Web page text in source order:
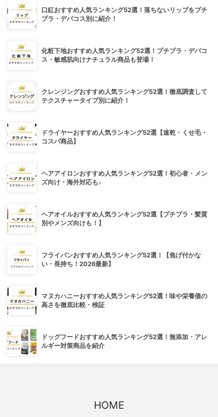
口紅おすすめ人気ランキング52選！落ちないリップをプチ
プラ・デパコス別に紹介！
化粧下地おすすめ人気ランキング52選！プチプラ・デパコ
ス・敏感肌向けナチュラル商品も登場！
クレンジングおすすめ人気ランキング52選！徹底調査して
テクスチャータイプ別に紹介！
ドライヤーおすすめ人気ランキング52選【速乾・くせ毛・
コスパ商品】
ヘアアイロンおすすめ人気ランキング52選！初心者・メン
ズ向け・海外対応も♪
ヘアオイルおすすめ人気ランキング52選【プチプラ・髪質
別やメンズ向けも！】
フライパンおすすめ人気ランキング52選！【焦げ付かな
い・長持ち！2026最新】
マヌカハニーおすすめ人気ランキング52選！味や栄養価の
高さを徹底比較・検証
ドッグフードおすすめ人気ランキング52選！無添加・アレ
ルギー対策商品を紹介
HOME